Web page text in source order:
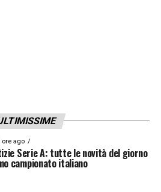
ore ago
Serie A: tutte le novità del giorno
campionato italiano